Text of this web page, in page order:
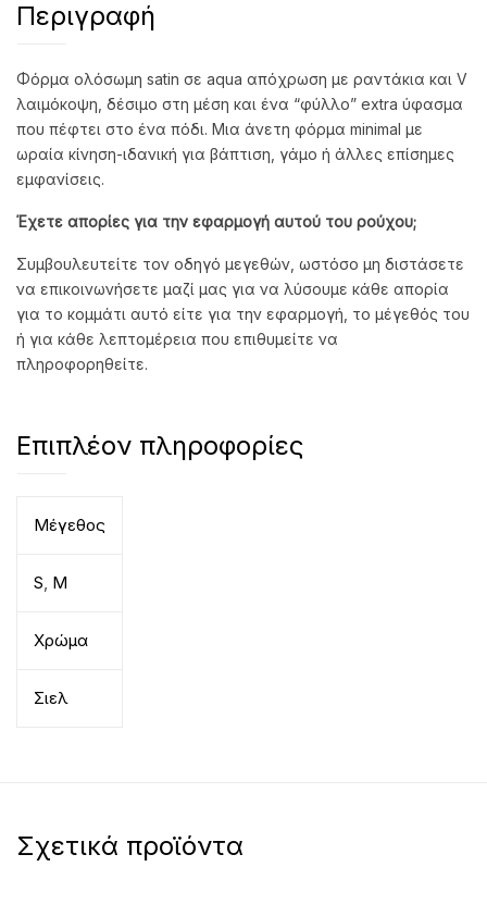
Περιγραφή
Φόρμα ολόσωμη satin σε aqua απόχρωση με ραντάκια και V
λαιμόκοψη, δέσιμο στη μέση και ένα “φύλλο” extra ύφασμα
που πέφτει στο ένα πόδι. Μια άνετη φόρμα minimal με
ωραία κίνηση-ιδανική για βάπτιση, γάμο ή άλλες επίσημες
εμφανίσεις.
Έχετε απορίες για την εφαρμογή αυτού του ρούχου;
Συμβουλευτείτε τον οδηγό μεγεθών, ωστόσο μη διστάσετε
να επικοινωνήσετε μαζί μας για να λύσουμε κάθε απορία
για το κομμάτι αυτό είτε για την εφαρμογή, το μέγεθός του
ή για κάθε λεπτομέρεια που επιθυμείτε να
πληροφορηθείτε.
Επιπλέον πληροφορίες
Μέγεθος
S, M
Χρώμα
Σιελ
Σχετικά προϊόντα